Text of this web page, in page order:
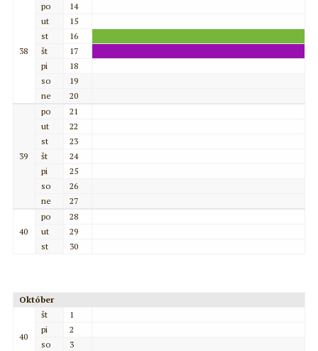
38
po
14
ut
15
st
16
št
17
pi
18
so
19
ne
20
39
po
21
ut
22
st
23
št
24
pi
25
so
26
ne
27
40
po
28
ut
29
st
30
Október
40
št
1
pi
2
so
3